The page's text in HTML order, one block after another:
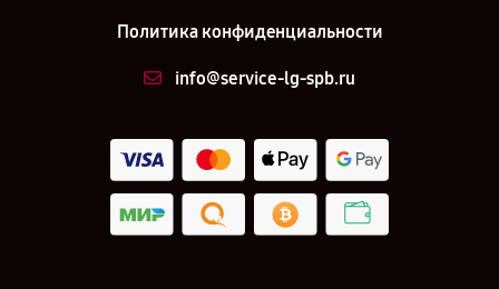
Политика конфиденциальности
info@service-lg-spb.ru